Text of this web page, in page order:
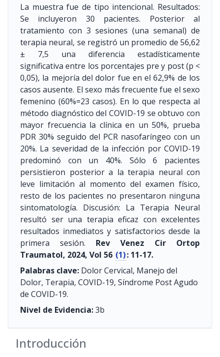
La muestra fue de tipo intencional. Resultados:
Se incluyeron 30 pacientes. Posterior al
tratamiento con 3 sesiones (una semanal) de
terapia neural, se registró un promedio de 56,62
± 7,5 una diferencia estadísticamente
significativa entre los porcentajes pre y post (p <
0,05), la mejoría del dolor fue en el 62,9% de los
casos ausente. El sexo más frecuente fue el sexo
femenino (60%=23 casos). En lo que respecta al
método diagnóstico del COVID-19 se obtuvo con
mayor frecuencia la clínica en un 50%, prueba
PDR 30% seguido del PCR nasofaríngeo con un
20%. La severidad de la infección por COVID-19
predominó con un 40%. Sólo 6 pacientes
persistieron posterior a la terapia neural con
leve limitación al momento del examen físico,
resto de los pacientes no presentaron ninguna
sintomatología. Discusión: La Terapia Neural
resultó ser una terapia eficaz con excelentes
resultados inmediatos y satisfactorios desde la
primera sesión. Rev Venez Cir Ortop
Traumatol, 2024, Vol 56 (1): 11-17.
Palabras clave: Dolor Cervical, Manejo del
Dolor, Terapia, COVID-19, Síndrome Post Agudo
de COVID-19.
Nivel de Evidencia:3b
Introducción